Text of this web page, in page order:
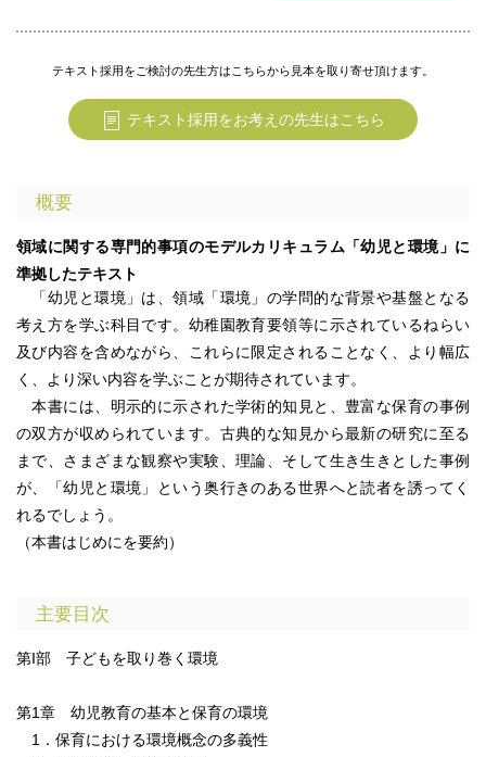
テキスト採用をご検討の先生方はこちらから見本を取り寄せ頂けます。
テキスト採用をお考えの先生はこちら
概要
領域に関する専門的事項のモデルカリキュラム「幼児と環境」に
準拠したテキスト
「幼児と環境」は、領域「環境」の学問的な背景や基盤となる
考え方を学ぶ科目です。幼稚園教育要領等に示されているねらい
及び内容を含めながら、これらに限定されることなく、より幅広
く、より深い内容を学ぶことが期待されています。
本書には、明示的に示された学術的知見と、豊富な保育の事例
の双方が収められています。古典的な知見から最新の研究に至る
まで、さまざまな観察や実験、理論、そして生き生きとした事例
が、「幼児と環境」という奥行きのある世界へと読者を誘ってく
れるでしょう。
（本書はじめにを要約）
主要目次
第I部 子どもを取り巻く環境
第1章 幼児教育の基本と保育の環境
1．保育における環境概念の多義性